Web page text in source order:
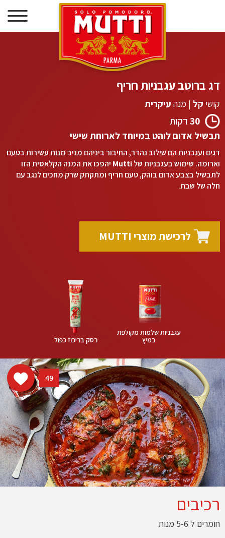
דג ברוטב עגבניות חריף
קושי קל | מנה עיקרית
30 דקות
תבשיל אדום לוהט במיוחד לארוחת שישי
דגים ועגבניות הם שילוב נהדר, החיבור ביניהם מניב מנות עשירות בטעם
וארומה. שימוש בעגבניות שלMutti יהפכו את המנה הקלאסית הזו
לתבשיל בצבע אדום בוהק, טעם חריף ומתקתק שרק מחכים לנגב עם
חלה של שבת.
לרכישת מוצרי MUTTI
עגבניות שלמות מקולפת
במיץ
רסק בריכוז כפול
49
רכיבים
חומרים ל 5-6 מנות